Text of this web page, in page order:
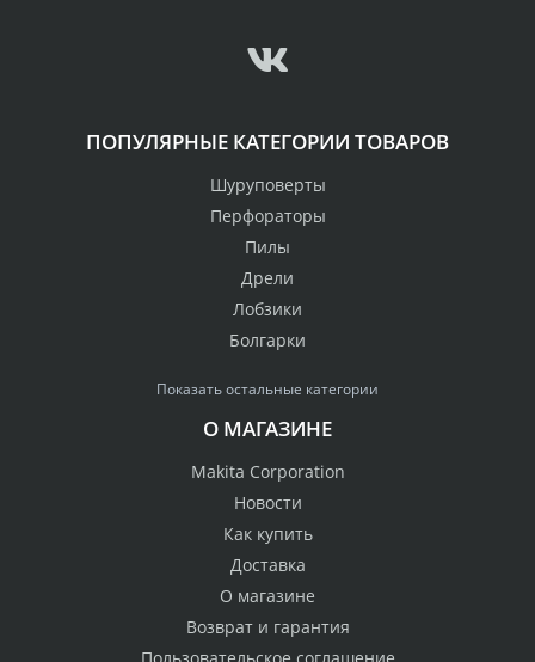
ПОПУЛЯРНЫЕ КАТЕГОРИИ ТОВАРОВ
Шуруповерты
Перфораторы
Пилы
Дрели
Лобзики
Болгарки
Показать остальные категории
О МАГАЗИНЕ
Makita Corporation
Новости
Как купить
Доставка
О магазине
Возврат и гарантия
Пользовательское соглашение